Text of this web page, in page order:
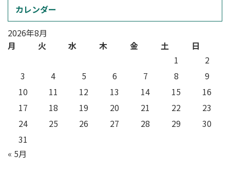
カレンダー
2026年8月
月
火 水 木 金 土
日
1
2
3
4 5 6 7 8
9
10
11 12 13 14 15
16
17
18 19 20 21 22
23
24
25 26 27 28 29
30
31
« 5月